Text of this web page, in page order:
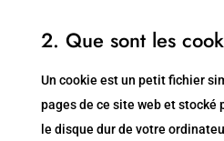
2. Que sont les
Un cookie est un petit fichier
pages de ce site web et stocké
le disque dur de votre